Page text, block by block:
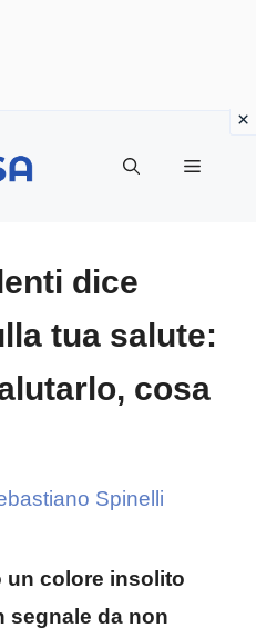
Menu
dice
tua salute:
cosa
Spinelli
un colore insolito
segnale da non